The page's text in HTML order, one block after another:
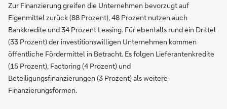
Zur Finanzierung greifen die Unternehmen bevorzugt auf
Eigenmittel zurück (88 Prozent), 48 Prozent nutzen auch
Bankkredite und 34 Prozent Leasing. Für ebenfalls rund ein Drittel
(33 Prozent) der investitionswilligen Unternehmen kommen
öffentliche Fördermittel in Betracht. Es folgen Lieferantenkredite
(15 Prozent), Factoring (4 Prozent) und
Beteiligungsfinanzierungen (3 Prozent) als weitere
Finanzierungsformen.